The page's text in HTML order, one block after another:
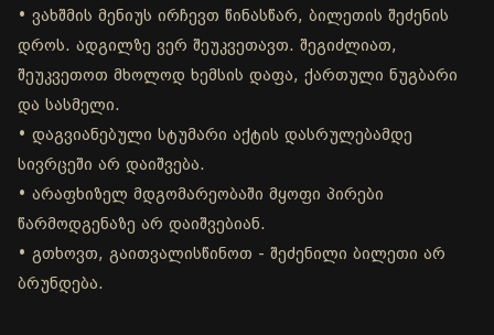
• ვახშმის მენიუს ირჩევთ წინასწარ, ბილეთის შეძენის
დროს. ადგილზე ვერ შეუკვეთავთ. შეგიძლიათ,
შეუკვეთოთ მხოლოდ ხემსის დაფა, ქართული ნუგბარი
და სასმელი.
• დაგვიანებული სტუმარი აქტის დასრულებამდე
სივრცეში არ დაიშვება.
• არაფხიზელ მდგომარეობაში მყოფი პირები
წარმოდგენაზე არ დაიშვებიან.
• გთხოვთ, გაითვალისწინოთ - შეძენილი ბილეთი არ
ბრუნდება.